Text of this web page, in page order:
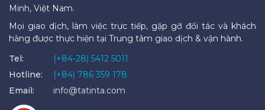
Minh, Việt Nam.
Mọi giao dịch, làm việc trực tiếp, gặp gỡ đối tác và khách
hàng được thực hiện tại Trung tâm giao dịch & vận hành.
Tel:
(+84-28) 5412 5011
Hotline:
(+84) 786 359 178
Email:
info@tatinta.com